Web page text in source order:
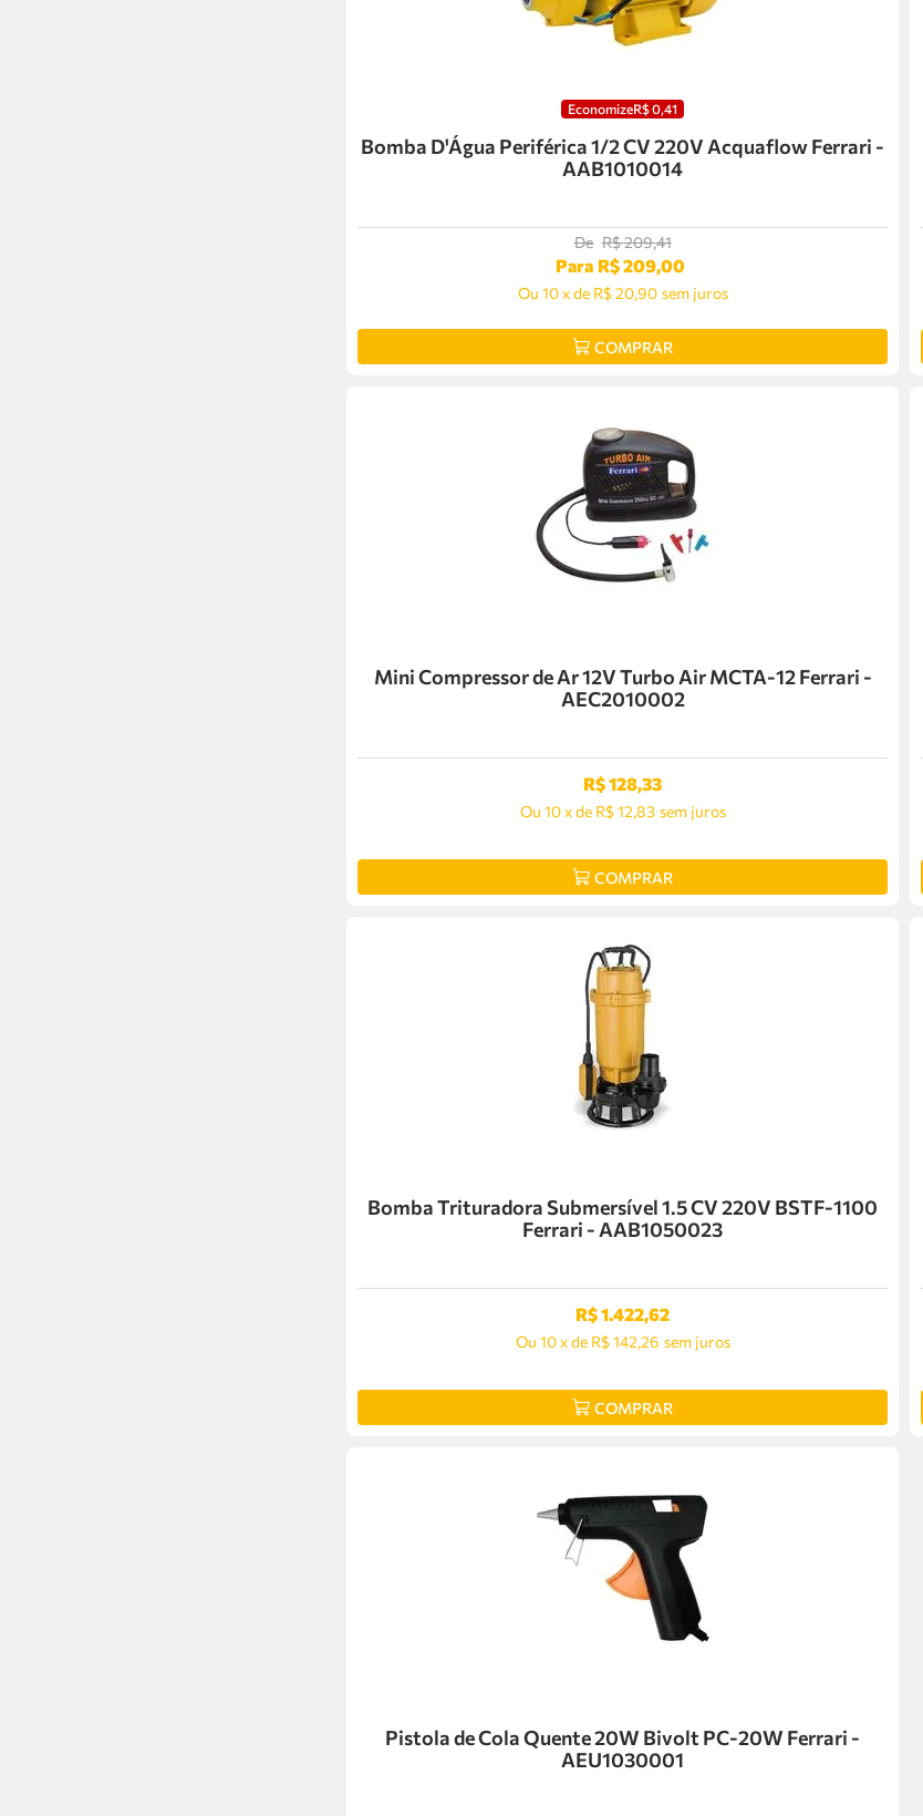
EconomizeR$0,41
Bomba D'Água Periférica 1/2 CV 220V Acquaflow Ferrari -
AAB1010014
De R$209,41
Para R$209,00
Ou 10 xde R$ 20,90 sem juros
COMPRAR
Mini Compressor de Ar 12V Turbo Air MCTA-12 Ferrari -
AEC2010002
R$128,33
Ou 10 xde R$ 12,83 sem juros
COMPRAR
Bomba Trituradora Submersível 1.5 CV 220V BSTF-1100
Ferrari - AAB1050023
R$1.422,62
Ou 10 xde R$ 142,26 sem juros
COMPRAR
Pistola de Cola Quente 20W Bivolt PC-20W Ferrari -
AEU1030001